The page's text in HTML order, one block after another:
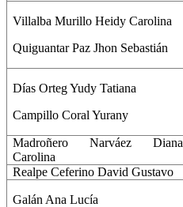
Villalba Murillo Heidy Carolina
Quiguantar Paz Jhon Sebastián
Días Orteg Yudy Tatiana
Campillo Coral Yurany
Madroñero Narváez Diana
Carolina
Realpe Ceferino David Gustavo
Galán Ana Lucía